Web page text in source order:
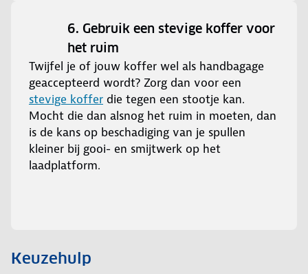
6. Gebruik een stevige koffer voor
het ruim
Twijfel je of jouw koffer wel als handbagage
geaccepteerd wordt? Zorg dan voor een
stevige koffer die tegen een stootje kan.
Mocht die dan alsnog het ruim in moeten, dan
is de kans op beschadiging van je spullen
kleiner bij gooi- en smijtwerk op het
laadplatform.
Keuzehulp